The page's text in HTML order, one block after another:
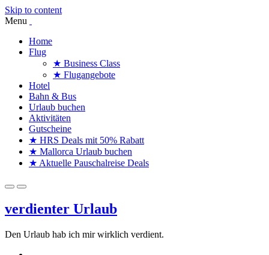
Skip to content
Menu
Home
Flug
★ Business Class
★ Flugangebote
Hotel
Bahn & Bus
Urlaub buchen
Aktivitäten
Gutscheine
★ HRS Deals mit 50% Rabatt
★ Mallorca Urlaub buchen
★ Aktuelle Pauschalreise Deals
verdienter Urlaub
Den Urlaub hab ich mir wirklich verdient.